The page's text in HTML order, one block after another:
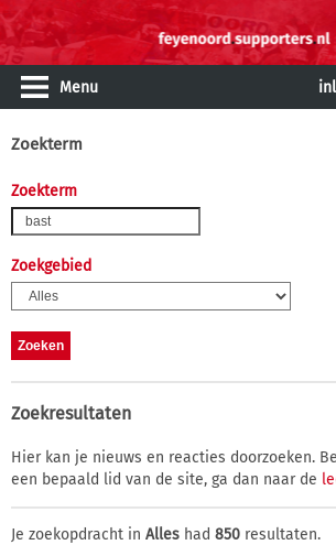
Menu
Zoekterm
Zoekterm
Zoekgebied
Zoekresultaten
Hier kan je nieuws en reacties doorzoeken.
een bepaald lid van de site, ga dan naar de
Je zoekopdracht in Alles had 850 resultaten.